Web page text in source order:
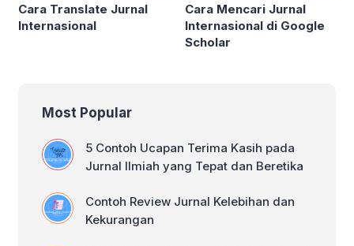
Cara Translate Jurnal
Internasional
Cara Mencari Jurnal
Internasional di Google
Scholar
Most Popular
5 Contoh Ucapan Terima Kasih pada
Jurnal Ilmiah yang Tepat dan Beretika
Contoh Review Jurnal Kelebihan dan
Kekurangan